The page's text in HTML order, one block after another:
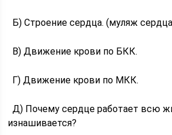
Б) Строение сердца. (муляж
В) Движение крови по БКК.
Г) Движение крови по МКК.
Д) Почему сердце работает всю
изнашивается?